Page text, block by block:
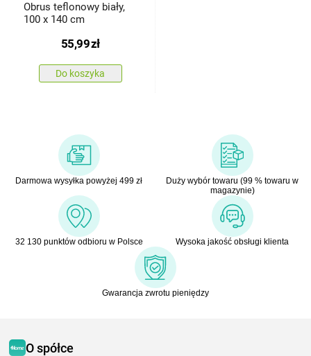
Obrus teflonowy biały,
100 x 140 cm
55,99zł
Do koszyka
Darmowa wysyłka powyżej 499 zł
Duży wybór towaru (99 % towaru w
magazynie)
32 130 punktów odbioru w Polsce Wysoka jakość obsługi klienta
Gwarancja zwrotu pieniędzy
O spółce